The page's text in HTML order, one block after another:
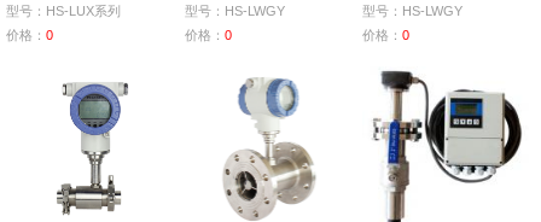
型号：HS-LUX系列
价格： 0
型号：HS-LWGY
价格： 0
型号：HS-LWGY
价格：0